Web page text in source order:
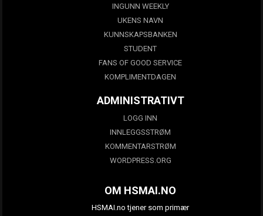
INGUNN WEEKLY
UKENS NAVN
KUNNSKAPSBANKEN
STUDENT
FANS OF GOOD SERVICE
KOMPLIMENTDAGEN
ADMINISTRATIVT
LOGG INN
INNLEGGSSTRØM
KOMMENTARSTRØM
WORDPRESS.ORG
OM HSMAI.NO
HSMAI.no tjener som primær